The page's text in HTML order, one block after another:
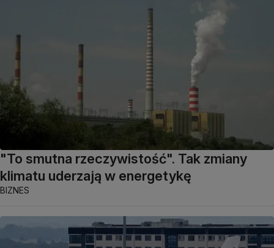
"To smutna rzeczywistość". Tak zmiany
klimatu uderzają w energetykę
BIZNES